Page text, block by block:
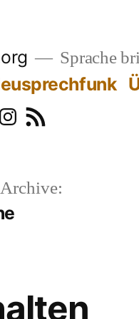
Sprache
Instagram
RSS